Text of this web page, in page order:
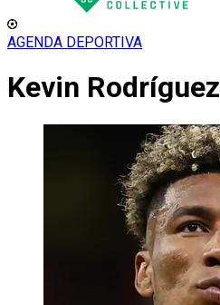
AGENDA DEPORTIVA
Kevin Rodríguez